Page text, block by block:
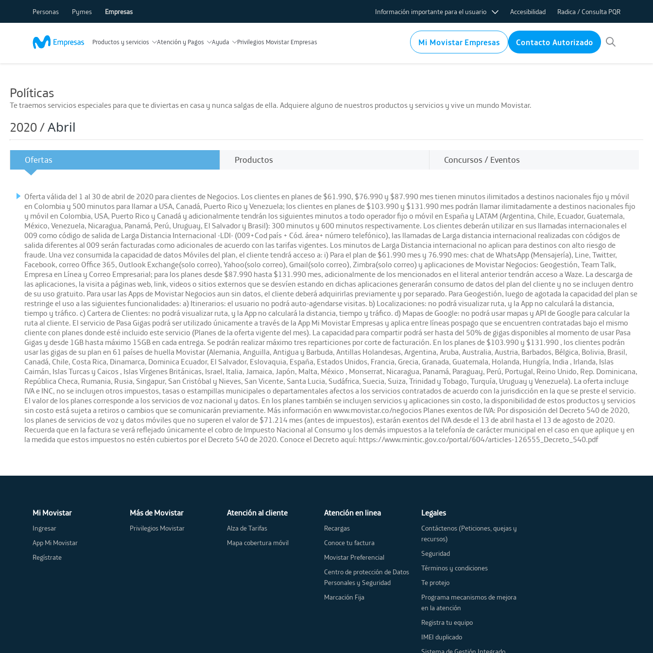
Personas Pymes Empresas Información importante para el usuario
Protección al usuario
Comparador de planes y tarifas
Procedimientos y tramites de PQR
Conoce los equipos y modems
Devolución de módems y decos por baja
Registro de IMEI
Decetro 540 de 2020
Accesibilidad Radica / Consulta PQR
Productos y servicios Atención y Pagos Ayuda Privilegios Movistar Empresas Mi Movistar Empresas Contacto Autorizado
Políticas
Te traemos servicios especiales para que te diviertas en casa y nunca salgas de ella. Adquiere alguno de nuestros productos y servicios y vive un mundo Movistar.
2020 /Abril
Ofertas Productos Concursos / Eventos
Oferta válida del 1 al 30 de abril de 2020 para clientes de Negocios. Los clientes en planes de $61.990, $76.990 y $87.990 mes tienen minutos ilimitados a destinos nacionales fijo y móvil
en Colombia y 500 minutos para llamar a USA, Canadá, Puerto Rico y Venezuela; los clientes en planes de $103.990 y $131.990 mes podrán llamar ilimitadamente a destinos nacionales fijo
y móvil en Colombia, USA, Puerto Rico y Canadá y adicionalmente tendrán los siguientes minutos a todo operador fijo o móvil en España y LATAM (Argentina, Chile, Ecuador, Guatemala,
México, Venezuela, Nicaragua, Panamá, Perú, Uruguay, El Salvador y Brasil): 300 minutos y 600 minutos respectivamente. Los clientes deberán utilizar en sus llamadas internacionales el
009 como código de salida de Larga Distancia Internacional -LDI- (009+Cod país + Cód. área+ número telefónico), las llamadas de Larga distancia internacional realizadas con códigos de
salida diferentes al 009 serán facturadas como adicionales de acuerdo con las tarifas vigentes. Los minutos de Larga Distancia internacional no aplican para destinos con alto riesgo de
fraude. Una vez consumida la capacidad de datos Móviles del plan, el cliente tendrá acceso a: i) Para el plan de $61.990 mes y 76.990 mes: chat de WhatsApp (Mensajería), Line, Twitter,
Facebook, correo Office 365, Outlook Exchange(solo correo), Yahoo(solo correo), Gmail(solo correo), Zimbra(solo correo) y aplicaciones de Movistar Negocios: Geogestión, Team Talk,
Empresa en Línea y Correo Empresarial; para los planes desde $87.990 hasta $131.990 mes, adicionalmente de los mencionados en el literal anterior tendrán acceso a Waze. La descarga de
las aplicaciones, la visita a páginas web, link, videos o sitios externos que se desvíen estando en dichas aplicaciones generarán consumo de datos del plan del cliente y no se incluyen dentro
de su uso gratuito. Para usar las Apps de Movistar Negocios aun sin datos, el cliente deberá adquirirlas previamente y por separado. Para Geogestión, luego de agotada la capacidad del plan se
restringe el uso a las siguientes funcionalidades: a) Itinerarios: el usuario no podrá auto-agendarse visitas. b) Localizaciones: no podrá visualizar ruta, y la App no calculará la distancia,
tiempo y tráfico. c) Cartera de Clientes: no podrá visualizar ruta, y la App no calculará la distancia, tiempo y tráfico. d) Mapas de Google: no podrá usar mapas y API de Google para calcular la
ruta al cliente. El servicio de Pasa Gigas podrá ser utilizado únicamente a través de la App Mi Movistar Empresas y aplica entre líneas pospago que se encuentren contratadas bajo el mismo
cliente con planes donde esté incluido este servicio (Planes de la oferta vigente del mes). La capacidad para compartir podrá ser hasta del 50% de gigas disponibles al momento de usar Pasa
Gigas y desde 1GB hasta máximo 15GB en cada entrega. Se podrán realizar máximo tres reparticiones por corte de facturación. En los planes de $103.990 y $131.990 , los clientes podrán
usar las gigas de su plan en 61 países de huella Movistar (Alemania, Anguilla, Antigua y Barbuda, Antillas Holandesas, Argentina, Aruba, Australia, Austria, Barbados, Bélgica, Bolivia, Brasil,
Canadá, Chile, Costa Rica, Dinamarca, Dominica Ecuador, El Salvador, Eslovaquia, España, Estados Unidos, Francia, Grecia, Granada, Guatemala, Holanda, Hungría, India , Irlanda, Islas
Caimán, Islas Turcas y Caicos , Islas Vírgenes Británicas, Israel, Italia, Jamaica, Japón, Malta, México , Monserrat, Nicaragua, Panamá, Paraguay, Perú, Portugal, Reino Unido, Rep. Dominicana,
República Checa, Rumania, Rusia, Singapur, San Cristóbal y Nieves, San Vicente, Santa Lucia, Sudáfrica, Suecia, Suiza, Trinidad y Tobago, Turquía, Uruguay y Venezuela). La oferta incluye
IVA e INC, no se incluyen otros impuestos, tasas o estampillas municipales o departamentales afectos a los servicios contratados de acuerdo con la jurisdicción en la que se preste el servicio.
El valor de los planes corresponde a los servicios de voz nacional y datos. En los planes también se incluyen servicios y aplicaciones sin costo, la disponibilidad de estos productos y servicios
sin costo está sujeta a retiros o cambios que se comunicarán previamente. Más información en www.movistar.co/negocios Planes exentos de IVA: Por disposición del Decreto 540 de 2020,
los planes de servicios de voz y datos móviles que no superen el valor de $71.214 mes (antes de impuestos), estarán exentos del IVA desde el 13 de abril hasta el 13 de agosto de 2020.
Recuerda que en la factura se verá reflejado únicamente el cobro de Impuesto Nacional al Consumo y los demás impuestos a la telefonía de carácter municipal en el caso en que aplique y en
la medida que estos impuestos no estén cubiertos por el Decreto 540 de 2020. Conoce el Decreto aquí: https://www.mintic.gov.co/portal/604/articles-126555_Decreto_540.pdf
Mi Movistar
Ingresar
App Mi Movistar
Regístrate
Más de Movistar
Privilegios Movistar
Atención al cliente
Alza de Tarifas
Mapa cobertura móvil
Atención en linea
Recargas
Conoce tu factura
Movistar Preferencial
Centro de protección de Datos
Personales y Seguridad
Marcación Fija
Legales
Contáctenos (Peticiones, quejas y
recursos)
Seguridad
Términos y condiciones
Te protejo
Programa mecanismos de mejora
en la atención
Registra tu equipo
IMEI duplicado